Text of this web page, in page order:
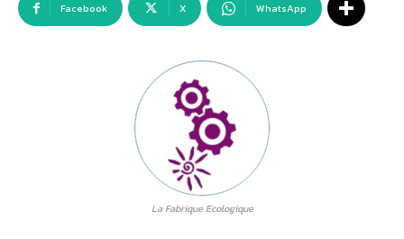
Facebook X WhatsApp
La Fabrique Ecologique